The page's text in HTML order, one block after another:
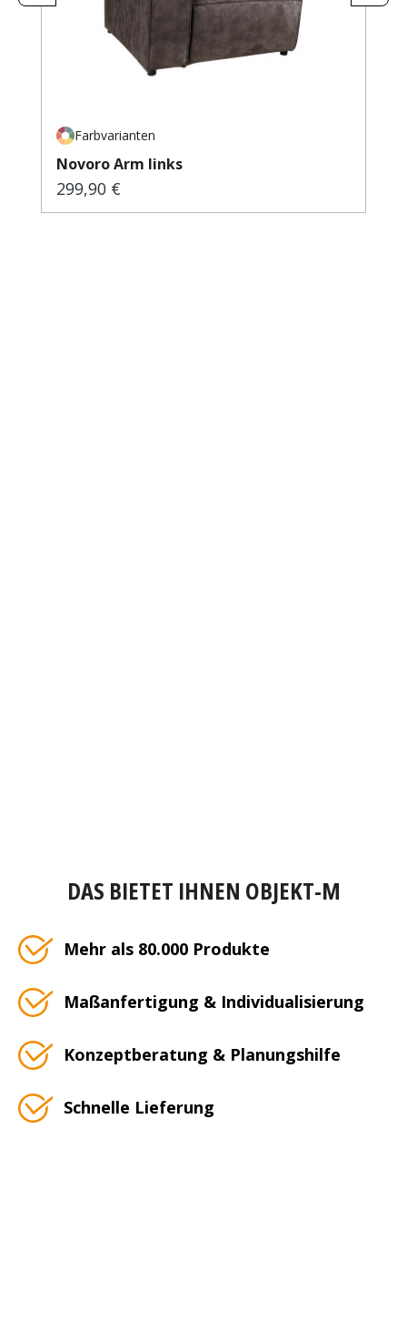
Farbvarianten
Novoro Arm links
Regulärer Preis:
299,90 €
DAS BIETET IHNEN OBJEKT-M
Mehr als 80.000 Produkte
Maßanfertigung & Individualisierung
Konzeptberatung & Planungshilfe
Schnelle Lieferung